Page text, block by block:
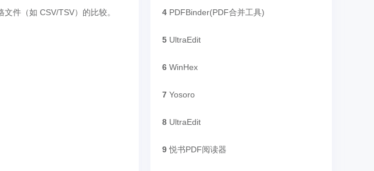
件（如 CSV/TSV）的比较。
4 PDFBinder(PDF合并工具)
5 UltraEdit
6 WinHex
7 Yosoro
8 UltraEdit
9 悦书PDF阅读器